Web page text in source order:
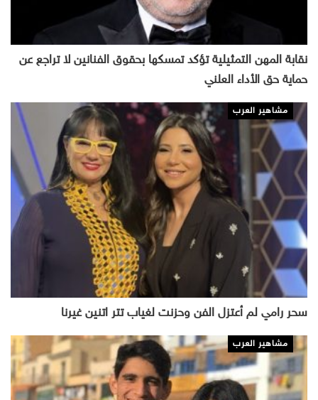
نقابة المهن التمثيلية تؤكد تمسكها بحقوق الفنانين لا تراجع عن
حماية حق الأداء العلني
مشاهير العرب
سحر رامي لم أعتزل الفن وحزنت لغياب تتر اتنين غيرنا
مشاهير العرب